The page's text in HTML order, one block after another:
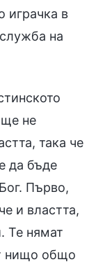
играчка в
на
не
така че
да бъде
Първо,
и властта,
Те нямат
нищо общо